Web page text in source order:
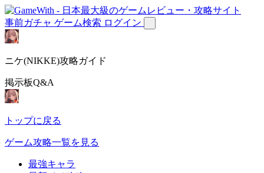
事前ガチャ ゲーム検索 ログイン
ニケ(NIKKE)攻略ガイド
掲示板Q&A
トップに戻る
ゲーム攻略一覧を見る
最強キャラ